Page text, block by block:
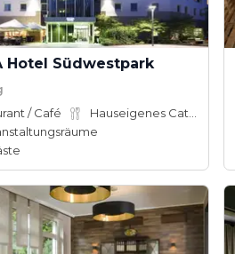
Hotel Südwestpark
/ Café